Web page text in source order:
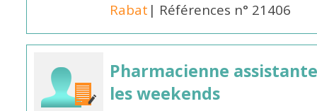
Rabat | Références n° 21406
Pharmacienne
les weekends